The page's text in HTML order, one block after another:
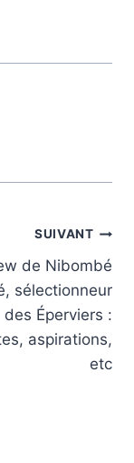
SUIVANT
de Nibombé
sélectionneur
des Éperviers :
aspirations,
etc